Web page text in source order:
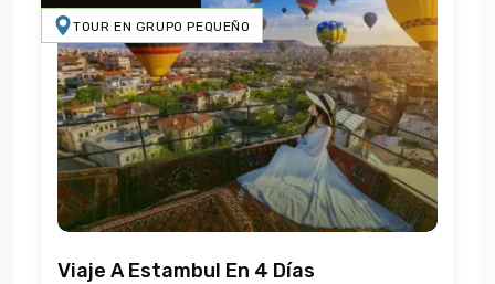
TOUR EN GRUPO PEQUEÑO
Viaje A Estambul En 4 Días